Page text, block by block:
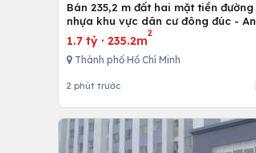
Bán 235,2 m đất hai mặt tiền đường
nhựa khu vực dân cư đông đúc - An
nhứt-Long Điền - Bà Rịa
1.7 tỷ · 235.2m
2
Thành phố Hồ Chí Minh
2 phút trước